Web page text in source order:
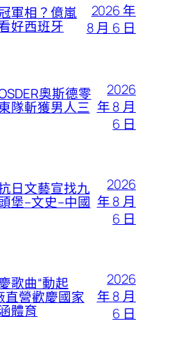
軍相？億嵐
好西班牙
2026 年
8 月 6 日
奧斯德零
隊斬獲男人三
2026
年 8 月
6 日
日文藝宣找九
堡–文史–中國
2026
年 8 月
6 日
歌曲“動起
直營歡慶國家
體育
2026
年 8 月
6 日